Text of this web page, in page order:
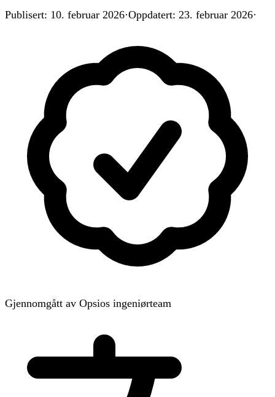
Publisert: 10. februar 2026·Oppdatert: 23. februar 2026·
Gjennomgått av Opsios ingeniørteam